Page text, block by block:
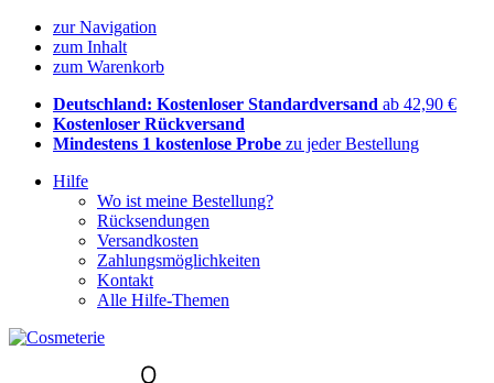
zur Navigation
zum Inhalt
zum Warenkorb
Deutschland: Kostenloser Standardversand ab 42,90 €
Kostenloser Rückversand
Mindestens 1 kostenlose Probe zu jeder Bestellung
Hilfe
Wo ist meine Bestellung?
Rücksendungen
Versandkosten
Zahlungsmöglichkeiten
Kontakt
Alle Hilfe-Themen